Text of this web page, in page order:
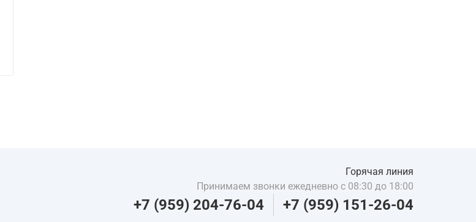
Горячая линия
Принимаем звонки ежедневно с 08:30 до 18:00
+7 (959) 204-76-04 +7 (959) 151-26-04